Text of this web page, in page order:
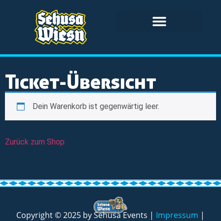
Ticket-Übersicht
Dein Warenkorb ist gegenwärtig leer.
Zurück zum Shop
Copyright © 2025 by Sehusa Events | Impressum |